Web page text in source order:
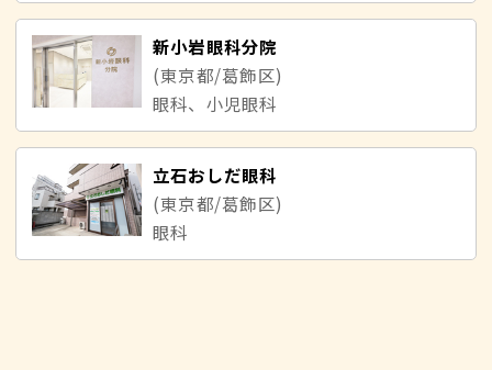
新小岩眼科分院
(東京都/葛飾区)
眼科、小児眼科
立石おしだ眼科
(東京都/葛飾区)
眼科